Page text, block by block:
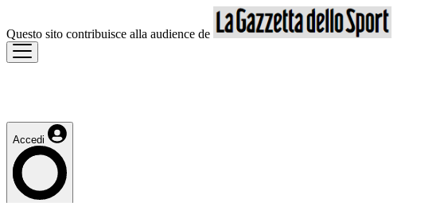
Questo sito contribuisce alla audience de
Accedi